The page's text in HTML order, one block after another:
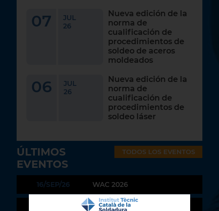
07
JUL
26
Nueva edición de la
norma de
cualificación de
procedimientos de
soldeo de aceros
moldeados
06
JUL
26
Nueva edición de la
norma de
cualificación de
procedimientos de
soldeo láser
TODOS LOS EVENTOS
ÚLTIMOS
EVENTOS
16/SEP/26 WAC 2026
InnoTrans 2026